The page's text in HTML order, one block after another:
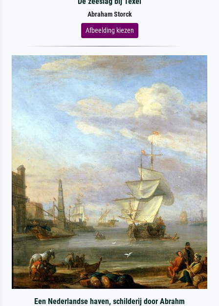
Abraham Storck
Afbeelding kiezen
Een Nederlandse haven, schilderij door Abrahm